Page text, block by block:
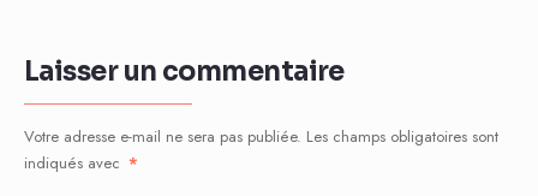
Laisser un commentaire
Votre adresse e-mail ne sera pas publiée. Les champs obligatoires sont
indiqués avec *